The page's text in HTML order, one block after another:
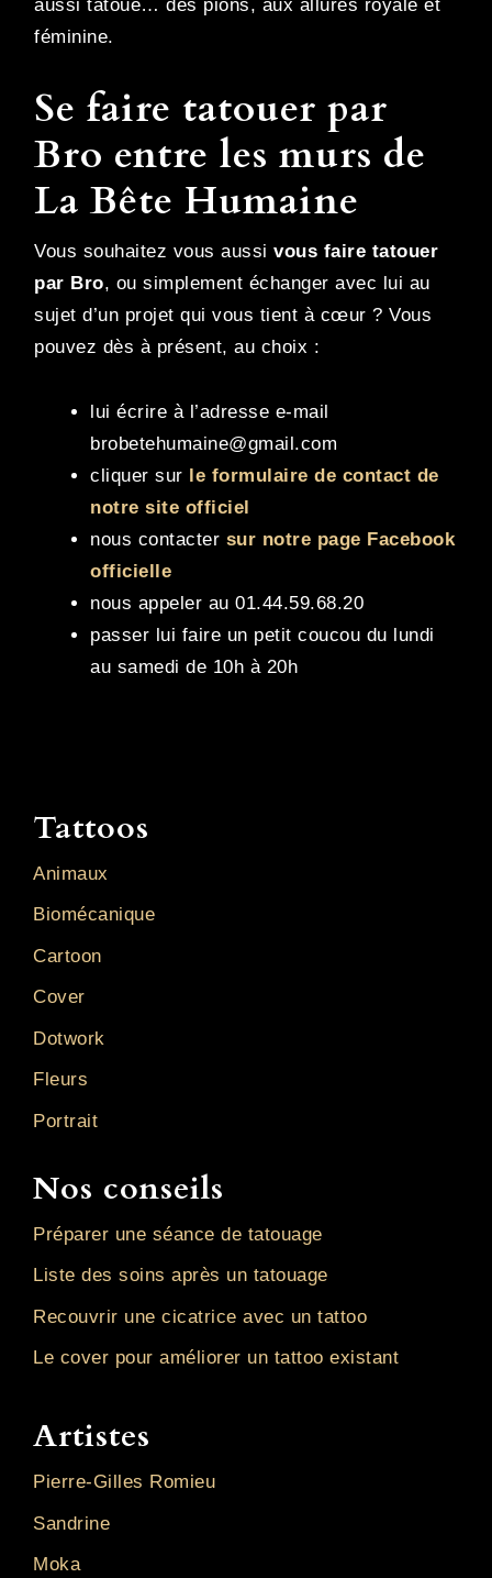
aussi tatoué… des pions, aux allures royale et
féminine.
Se faire tatouer par
Bro entre les murs de
La Bête Humaine
Vous souhaitez vous aussi vous faire tatouer
par Bro, ou simplement échanger avec lui au
sujet d’un projet qui vous tient à cœur ? Vous
pouvez dès à présent, au choix :
lui écrire à l’adresse e-mail
brobetehumaine@gmail.com
cliquer sur
le formulaire de contact de
notre site officiel
nous contacter sur notre page Facebook
officielle
nous appeler au 01.44.59.68.20
passer lui faire un petit coucou du lundi
au samedi de 10h à 20h
Tattoos
Animaux
Biomécanique
Cartoon
Cover
Dotwork
Fleurs
Portrait
Nos conseils
Préparer une séance de tatouage
Liste des soins après un tatouage
Recouvrir une cicatrice avec un tattoo
Le cover pour améliorer un tattoo existant
Artistes
Pierre-Gilles Romieu
Sandrine
Moka